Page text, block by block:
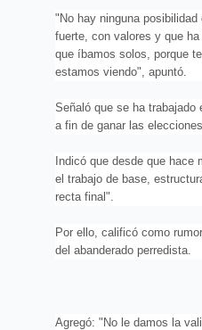
"No hay ninguna
fuerte, con valores y que
que íbamos solos, porque
estamos viendo", apuntó.
Señaló que se ha
a fin de ganar las
Indicó que desde que
el trabajo de base,
recta final".
Por ello, calificó como
del abanderado perredista.
Agregó: "No le damos la